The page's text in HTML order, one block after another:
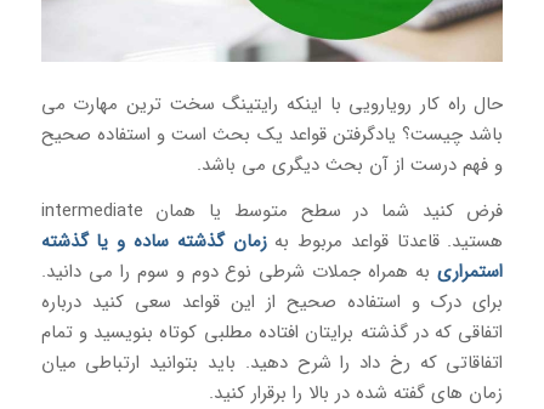
حال راه کار رویارویی با اینکه رایتینگ سخت ترین مهارت می
باشد چیست؟ یادگرفتن قواعد یک بحث است و استفاده صحیح
و فهم درست از آن بحث دیگری می باشد.
فرض کنید شما در سطح متوسط یا همان intermediate
هستید. قاعدتا قواعد مربوط بهزمان گذشته ساده و یا گذشته
استمراریبه همراه جملات شرطی نوع دوم و سوم را می دانید.
برای درک و استفاده صحیح از این قواعد سعی کنید درباره
اتفاقی که در گذشته برایتان افتاده مطلبی کوتاه بنویسید و تمام
اتفاقاتی که رخ داد را شرح دهید. باید بتوانید ارتباطی میان
زمان های گفته شده در بالا را برقرار کنید.